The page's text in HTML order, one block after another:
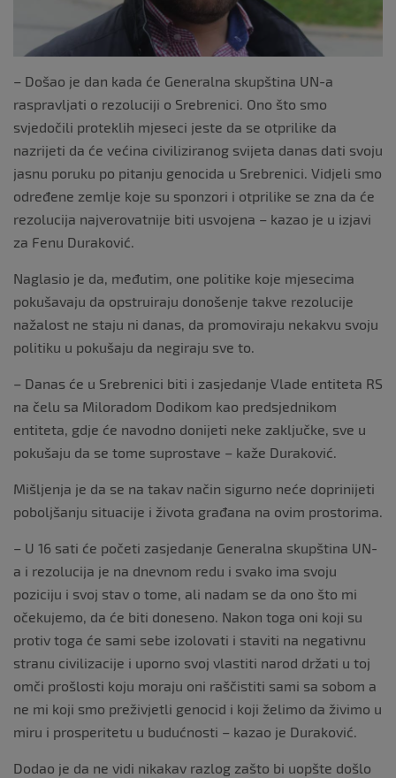
– Došao je dan kada će Generalna skupština UN-a
raspravljati o rezoluciji o Srebrenici. Ono što smo
svjedočili proteklih mjeseci jeste da se otprilike da
nazrijeti da će većina civiliziranog svijeta danas dati svoju
jasnu poruku po pitanju genocida u Srebrenici. Vidjeli smo
određene zemlje koje su sponzori i otprilike se zna da će
rezolucija najverovatnije biti usvojena – kazao je u izjavi
za Fenu Duraković.
Naglasio je da, međutim, one politike koje mjesecima
pokušavaju da opstruiraju donošenje takve rezolucije
nažalost ne staju ni danas, da promoviraju nekakvu svoju
politiku u pokušaju da negiraju sve to.
– Danas će u Srebrenici biti i zasjedanje Vlade entiteta RS
na čelu sa Miloradom Dodikom kao predsjednikom
entiteta, gdje će navodno donijeti neke zaključke, sve u
pokušaju da se tome suprostave – kaže Duraković.
Mišljenja je da se na takav način sigurno neće doprinijeti
poboljšanju situacije i života građana na ovim prostorima.
– U 16 sati će početi zasjedanje Generalna skupština UN-
a i rezolucija je na dnevnom redu i svako ima svoju
poziciju i svoj stav o tome, ali nadam se da ono što mi
očekujemo, da će biti doneseno. Nakon toga oni koji su
protiv toga će sami sebe izolovati i staviti na negativnu
stranu civilizacije i uporno svoj vlastiti narod držati u toj
omči prošlosti koju moraju oni raščistiti sami sa sobom a
ne mi koji smo preživjetli genocid i koji želimo da živimo u
miru i prosperitetu u budućnosti – kazao je Duraković.
Dodao je da ne vidi nikakav razlog zašto bi uopšte došlo